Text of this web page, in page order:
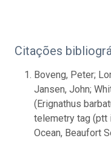
Citações
Boveng, Peter;
Jansen, John;
(Erignathus
telemetry tag (ptt
Ocean, Beaufort